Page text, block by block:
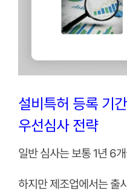
설비특허 등록 기
우선심사 전략
일반 심사는 보통 1년 6
하지만 제조업에서는 출